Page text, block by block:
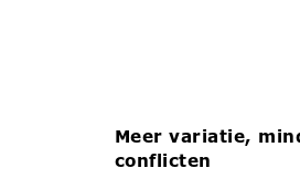
Meer variatie,
conflicten